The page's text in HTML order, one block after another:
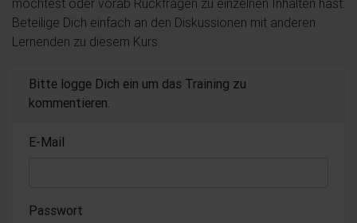
Beteilige Dich einfach an den Diskussionen mit anderen
Lernenden zu diesem Kurs.
Bitte logge Dich ein um das Training zu
kommentieren.
E-Mail
Passwort